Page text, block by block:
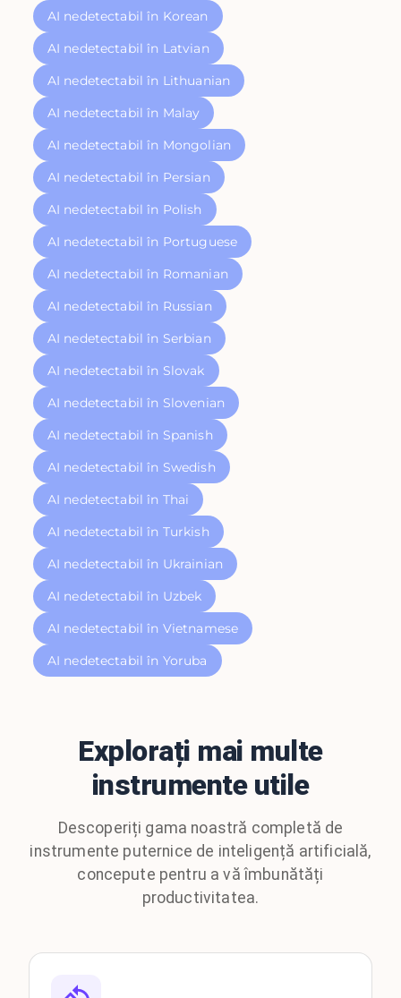
AI nedetectabil în Korean
AI nedetectabil în Latvian
AI nedetectabil în Lithuanian
AI nedetectabil în Malay
AI nedetectabil în Mongolian
AI nedetectabil în Persian
AI nedetectabil în Polish
AI nedetectabil în Portuguese
AI nedetectabil în Romanian
AI nedetectabil în Russian
AI nedetectabil în Serbian
AI nedetectabil în Slovak
AI nedetectabil în Slovenian
AI nedetectabil în Spanish
AI nedetectabil în Swedish
AI nedetectabil în Thai
AI nedetectabil în Turkish
AI nedetectabil în Ukrainian
AI nedetectabil în Uzbek
AI nedetectabil în Vietnamese
AI nedetectabil în Yoruba
Explorați mai multe
instrumente utile
Descoperiți gama noastră completă de
instrumente puternice de inteligență artificială,
concepute pentru a vă îmbunătăți
productivitatea.